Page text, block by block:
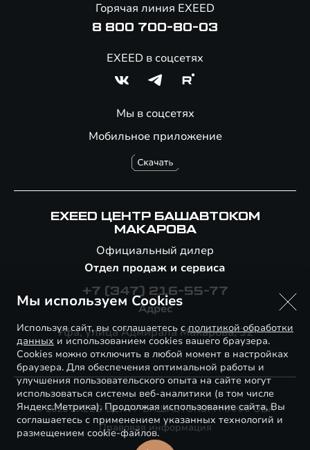
Мобильное приложение
Горячая линия EXEED
8 800 700-80-03
EXEED в соцсетях
Мы в соцсетях
EXEED ЦЕНТР БАШАВТОКОМ
МАКАРОВА
Официальный дилер
Отдел продаж и сервиса
+7 (347) 216-55-77
Адрес
Уфа, улица Адмирала Макарова, 32
© 2026 EXEED ЦЕНТР БАШАВТОКОМ МАКАРОВА
Правовая информация
Мы используем Cookies
Используя сайт, вы соглашаетесь сполитикой обработки
данных и использованием cookies вашего браузера.
Cookies можно отключить в любой момент в настройках
браузера. Для обеспечения оптимальной работы и
улучшения пользовательского опыта на сайте могут
использоваться системы веб-аналитики (в том числе
Яндекс.Метрика). Продолжая использование сайта, Вы
соглашаетесь с применением указанных технологий и
размещением cookie-файлов.